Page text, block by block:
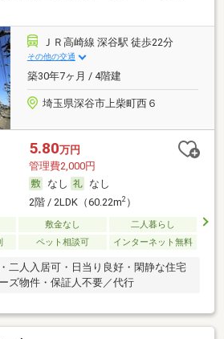
ＪＲ高崎線 深谷駅 徒歩22分
その他の交通
築30年7ヶ月 / 4階建
埼玉県深谷市上柴町西６
5.80万円
管理費2,000円
なし
なし
2階 / 2LDK（60.22m2）
敷金なし
二人暮らし
ペット相談可 インターネット無料
二人入居可・日当り良好・閑静な住宅
ズ物件・保証人不要／代行